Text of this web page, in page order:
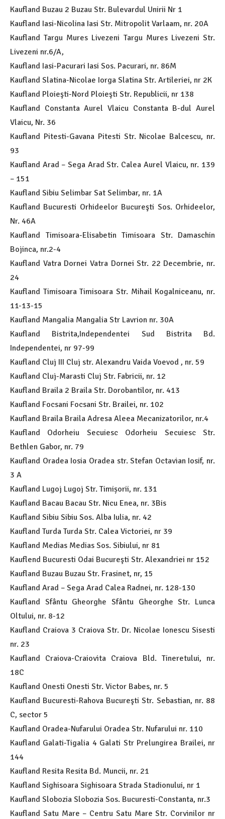
Kaufland Buzau 2 Buzau Str. Bulevardul Unirii Nr 1
Kaufland Iasi-Nicolina Iasi Str. Mitropolit Varlaam, nr. 20A
Kaufland Targu Mures Livezeni Targu Mures Livezeni Str.
Livezeni nr.6/A,
Kaufland Iasi-Pacurari Iasi Sos. Pacurari, nr. 86M
Kaufland Slatina-Nicolae Iorga Slatina Str. Artileriei, nr 2K
Kaufland Ploieşti-Nord Ploieşti Str. Republicii, nr 138
Kaufland Constanta Aurel Vlaicu Constanta B-dul Aurel
Vlaicu, Nr. 36
Kaufland Pitesti-Gavana Pitesti Str. Nicolae Balcescu, nr.
93
Kaufland Arad – Sega Arad Str. Calea Aurel Vlaicu, nr. 139
– 151
Kaufland Sibiu Selimbar Sat Selimbar, nr. 1A
Kaufland Bucuresti Orhideelor Bucureşti Sos. Orhideelor,
Nr. 46A
Kaufland Timisoara-Elisabetin Timisoara Str. Damaschin
Bojinca, nr.2-4
Kaufland Vatra Dornei Vatra Dornei Str. 22 Decembrie, nr.
24
Kaufland Timisoara Timisoara Str. Mihail Kogalniceanu, nr.
11-13-15
Kaufland Mangalia Mangalia Str Lavrion nr. 30A
Kaufland Bistrita,Independentei Sud Bistrita Bd.
Independentei, nr 97-99
Kaufland Cluj III Cluj str. Alexandru Vaida Voevod , nr. 59
Kaufland Cluj-Marasti Cluj Str. Fabricii, nr. 12
Kaufland Braila 2 Braila Str. Dorobantilor, nr. 413
Kaufland Focsani Focsani Str. Brailei, nr. 102
Kaufland Braila Braila Adresa Aleea Mecanizatorilor, nr.4
Kaufland Odorheiu Secuiesc Odorheiu Secuiesc Str.
Bethlen Gabor, nr. 79
Kaufland Oradea Iosia Oradea str. Stefan Octavian Iosif, nr.
3 A
Kaufland Lugoj Lugoj Str. Timișorii, nr. 131
Kaufland Bacau Bacau Str. Nicu Enea, nr. 3Bis
Kaufland Sibiu Sibiu Sos. Alba Iulia, nr. 42
Kaufland Turda Turda Str. Calea Victoriei, nr 39
Kaufland Medias Medias Sos. Sibiului, nr 81
Kauflend Bucuresti Odai Bucureşti Str. Alexandriei nr 152
Kaufland Buzau Buzau Str. Frasinet, nr, 15
Kaufland Arad – Sega Arad Calea Radnei, nr. 128-130
Kaufland Sfântu Gheorghe Sfântu Gheorghe Str. Lunca
Oltului, nr. 8-12
Kaufland Craiova 3 Craiova Str. Dr. Nicolae Ionescu Sisesti
nr. 23
Kaufland Craiova-Craiovita Craiova Bld. Tineretului, nr.
18C
Kaufland Onesti Onesti Str. Victor Babes, nr. 5
Kaufland Bucuresti-Rahova Bucureşti Str. Sebastian, nr. 88
C, sector 5
Kaufland Oradea-Nufarului Oradea Str. Nufarului nr. 110
Kaufland Galati-Tigalia 4 Galati Str Prelungirea Brailei, nr
144
Kaufland Resita Resita Bd. Muncii, nr. 21
Kaufland Sighisoara Sighisoara Strada Stadionului, nr 1
Kaufland Slobozia Slobozia Sos. Bucuresti-Constanta, nr.3
Kaufland Satu Mare – Centru Satu Mare Str. Corvinilor nr